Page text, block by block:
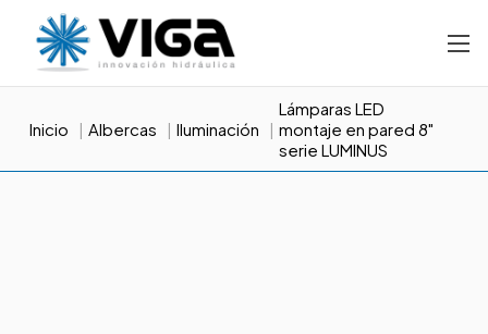
Inicio Albercas Iluminación
Lámparas LED
montaje en pared 8"
serie LUMINUS